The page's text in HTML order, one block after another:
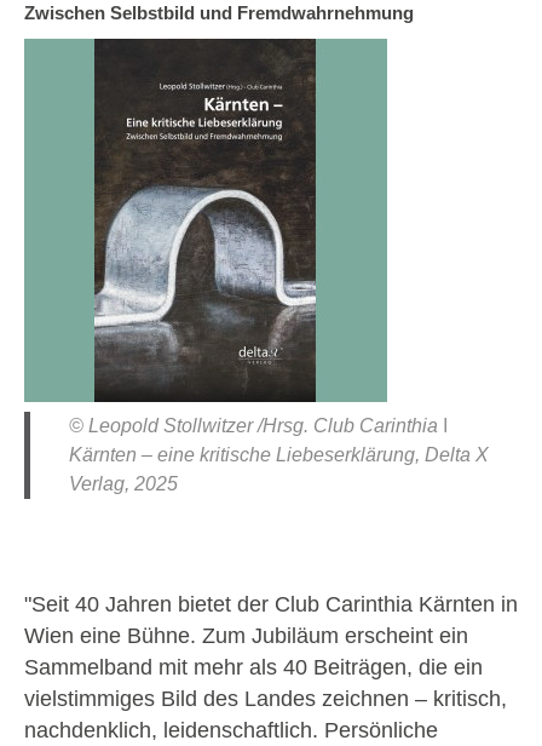
Zwischen Selbstbild und Fremdwahrnehmung
© Leopold Stollwitzer /Hrsg. Club Carinthia ǀ
Kärnten – eine kritische Liebeserklärung, Delta X
Verlag, 2025
"Seit 40 Jahren bietet der Club Carinthia Kärnten in
Wien eine Bühne. Zum Jubiläum erscheint ein
Sammelband mit mehr als 40 Beiträgen, die ein
vielstimmiges Bild des Landes zeichnen – kritisch,
nachdenklich, leidenschaftlich. Persönliche